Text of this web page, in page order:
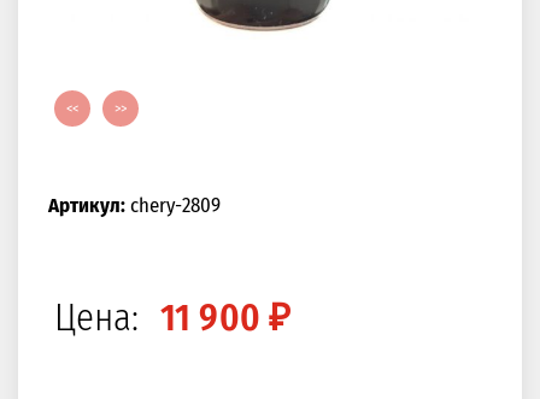
<< >>
Артикул:chery-2809
Цена: 11 900 ₽